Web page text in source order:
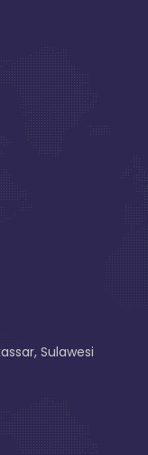
Sulawesi